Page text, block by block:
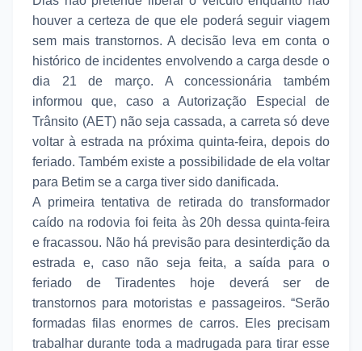
houver a certeza de que ele poderá seguir viagem
sem mais transtornos. A decisão leva em conta o
histórico de incidentes envolvendo a carga desde o
dia 21 de março. A concessionária também
informou que, caso a Autorização Especial de
Trânsito (AET) não seja cassada, a carreta só deve
voltar à estrada na próxima quinta-feira, depois do
feriado. Também existe a possibilidade de ela voltar
para Betim se a carga tiver sido danificada.
A primeira tentativa de retirada do transformador
caído na rodovia foi feita às 20h dessa quinta-feira
e fracassou. Não há previsão para desinterdição da
estrada e, caso não seja feita, a saída para o
feriado de Tiradentes hoje deverá ser de
transtornos para motoristas e passageiros. “Serão
formadas filas enormes de carros. Eles precisam
trabalhar durante toda a madrugada para tirar esse